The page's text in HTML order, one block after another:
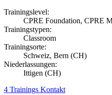
Trainingslevel:
CPRE Foundation, CPRE
Trainingstypen:
Classroom
Trainingsorte:
Schweiz, Bern (CH)
Niederlassungen:
Ittigen (CH)
4 Trainings Kontakt